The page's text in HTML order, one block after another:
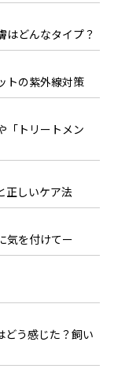
どんなタイプ？
トの紫外線対策
「トリートメン
正しいケア法
気を付けてー
どう感じた？飼い